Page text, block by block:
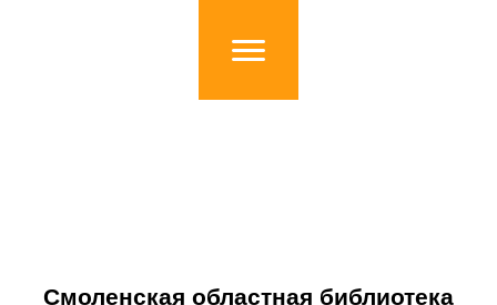
Смоленская областная библиотека